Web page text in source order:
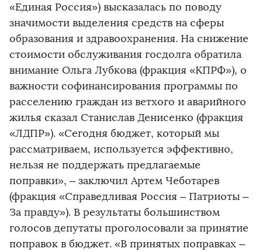
«Единая Россия») высказалась по поводу
значимости выделения средств на сферы
образования и здравоохранения. На снижение
стоимости обслуживания госдолга обратила
внимание Ольга Лубкова (фракция «КПРФ»), о
важности софинансирования программы по
расселению граждан из ветхого и аварийного
жилья сказал Станислав Денисенко (фракция
«ЛДПР»). «Сегодня бюджет, который мы
рассматриваем, используется эффективно,
нельзя не поддержать предлагаемые
поправки», – заключил Артем Чеботарев
(фракция «Справедливая Россия – Патриоты –
За правду»). В результаты большинством
голосов депутаты проголосовали за принятие
поправок в бюджет. «В принятых поправках –